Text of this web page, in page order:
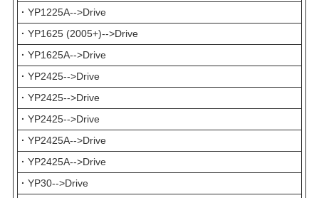
· YP1225A-->Drive
· YP1625 (2005+)-->Drive
· YP1625A-->Drive
· YP2425-->Drive
· YP2425-->Drive
· YP2425-->Drive
· YP2425A-->Drive
· YP2425A-->Drive
· YP30-->Drive